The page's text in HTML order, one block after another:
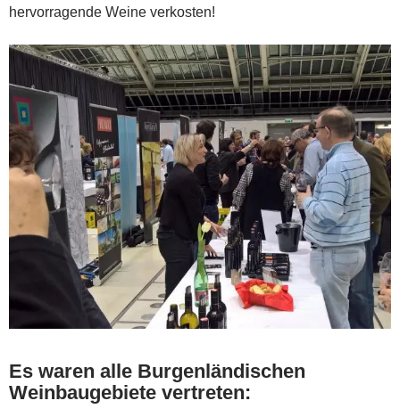
hervorragende Weine verkosten!
Es waren alle Burgenländischen
Weinbaugebiete vertreten: